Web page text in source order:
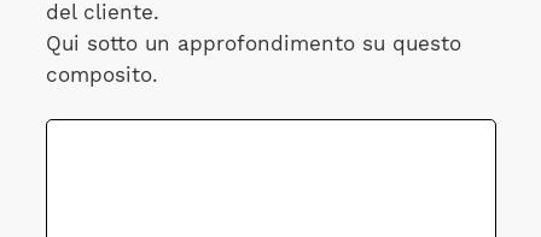
del cliente.
Qui sotto un approfondimento su questo
composito.